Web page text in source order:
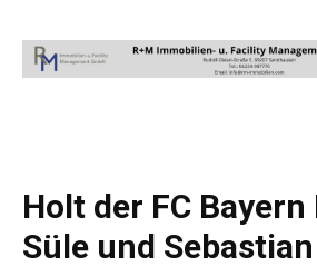
Holt der FC Bayern
Süle und